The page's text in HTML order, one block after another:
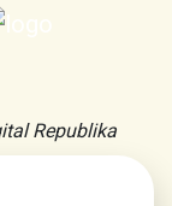
Republika